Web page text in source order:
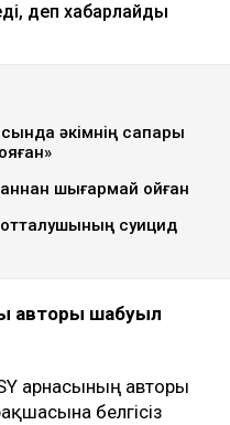
деп хабарлайды
әкімнің сапары
шығармай қойған
суицид
авторы шабуыл
арнасының авторы
белгісіз